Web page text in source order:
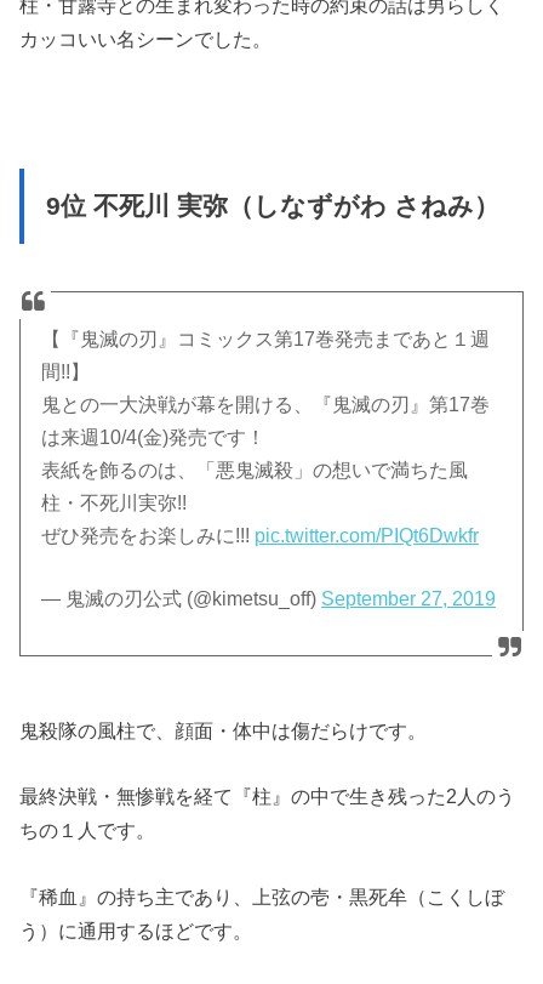
柱・甘露寺との生まれ変わった時の約束の話は男らしく
カッコいい名シーンでした。
9位 不死川 実弥（しなずがわ さねみ）
【『鬼滅の刃』コミックス第17巻発売まであと１週
間!!】
鬼との一大決戦が幕を開ける、『鬼滅の刃』第17巻
は来週10/4(金)発売です！
表紙を飾るのは、「悪鬼滅殺」の想いで満ちた風
柱・不死川実弥!!
ぜひ発売をお楽しみに!!! pic.twitter.com/PIQt6Dwkfr
— 鬼滅の刃公式 (@kimetsu_off) September 27, 2019
鬼殺隊の風柱で、顔面・体中は傷だらけです。
最終決戦・無惨戦を経て『柱』の中で生き残った2人のう
ちの１人です。
『稀血』の持ち主であり、上弦の壱・黒死牟（こくしぼ
う）に通用するほどです。